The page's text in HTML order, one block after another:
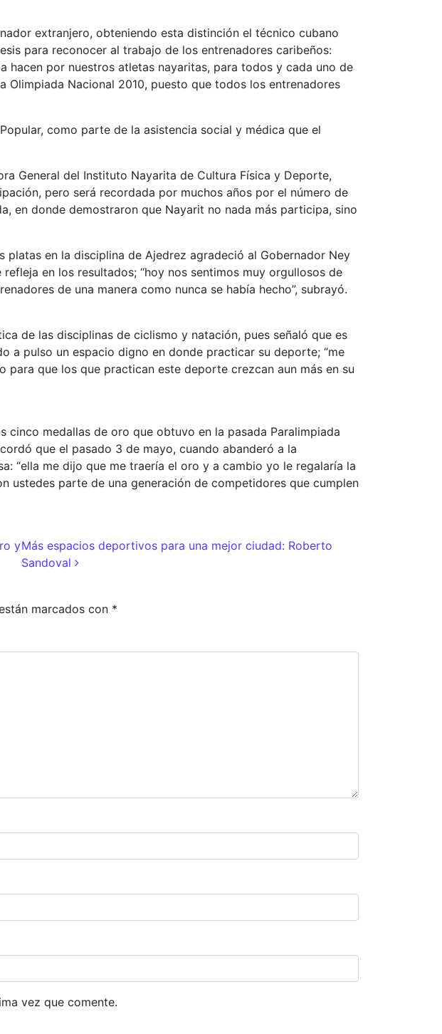
extranjero, obteniendo esta distinción el técnico cubano
para reconocer al trabajo de los entrenadores caribeños:
hacen por nuestros atletas nayaritas, para todos y cada uno de
Nacional 2010, puesto que todos los entrenadores
como parte de la asistencia social y médica que el
General del Instituto Nayarita de Cultura Física y Deporte,
pero será recordada por muchos años por el número de
en donde demostraron que Nayarit no nada más participa, sino
en la disciplina de Ajedrez agradeció al Gobernador Ney
en los resultados; “hoy nos sentimos muy orgullosos de
de una manera como nunca se había hecho”, subrayó.
de las disciplinas de ciclismo y natación, pues señaló que es
a pulso un espacio digno en donde practicar su deporte; “me
que los que practican este deporte crezcan aun más en su
medallas de oro que obtuvo en la pasada Paralimpiada
que el pasado 3 de mayo, cuando abanderó a la
“ella me dijo que me traería el oro y a cambio yo le regalaría la
ustedes parte de una generación de competidores que cumplen
yMás espacios deportivos para una mejor ciudad: Roberto
Sandoval
marcados con *
vez que comente.